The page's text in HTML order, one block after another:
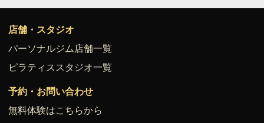
店舗・スタジオ
パーソナルジム店舗一覧
ピラティススタジオ一覧
予約・お問い合わせ
無料体験はこちらから